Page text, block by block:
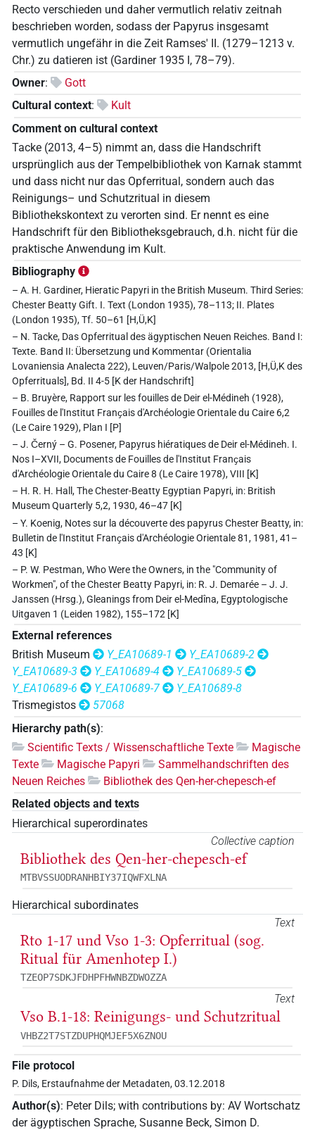
Recto verschieden und daher vermutlich relativ zeitnah
beschrieben worden, sodass der Papyrus insgesamt
vermutlich ungefähr in die Zeit Ramses' II. (1279–1213 v.
Chr.) zu datieren ist (Gardiner 1935 I, 78–79).
Owner:
Gott
Cultural context:
Kult
Comment on cultural context
Tacke (2013, 4–5) nimmt an, dass die Handschrift
ursprünglich aus der Tempelbibliothek von Karnak stammt
und dass nicht nur das Opferritual, sondern auch das
Reinigungs– und Schutzritual in diesem
Bibliothekskontext zu verorten sind. Er nennt es eine
Handschrift für den Bibliotheksgebrauch, d.h. nicht für die
praktische Anwendung im Kult.
Bibliography
– A. H. Gardiner, Hieratic Papyri in the British Museum. Third Series:
Chester Beatty Gift. I. Text (London 1935), 78–113; II. Plates
(London 1935), Tf. 50–61 [H,Ü,K]
– N. Tacke, Das Opferritual des ägyptischen Neuen Reiches. Band I:
Texte. Band II: Übersetzung und Kommentar (Orientalia
Lovaniensia Analecta 222), Leuven/Paris/Walpole 2013, [H,Ü,K des
Opferrituals], Bd. II 4-5 [K der Handschrift]
– B. Bruyère, Rapport sur les fouilles de Deir el-Médineh (1928),
Fouilles de l'Institut Franҫais d'Archéologie Orientale du Caire 6,2
(Le Caire 1929), Plan I [P]
– J. Černý – G. Posener, Papyrus hiératiques de Deir el-Médineh. I.
Nos I–XVII, Documents de Fouilles de l'Institut Franҫais
d'Archéologie Orientale du Caire 8 (Le Caire 1978), VIII [K]
– H. R. H. Hall, The Chester-Beatty Egyptian Papyri, in: British
Museum Quarterly 5,2, 1930, 46–47 [K]
– Y. Koenig, Notes sur la découverte des papyrus Chester Beatty, in:
Bulletin de l'Institut Franҫais d'Archéologie Orientale 81, 1981, 41–
43 [K]
– P. W. Pestman, Who Were the Owners, in the "Community of
Workmen", of the Chester Beatty Papyri, in: R. J. Demarée – J. J.
Janssen (Hrsg.), Gleanings from Deir el-Medîna, Egyptologische
Uitgaven 1 (Leiden 1982), 155–172 [K]
External references
British Museum
Y_EA10689-1
Y_EA10689-2
Y_EA10689-3
Y_EA10689-4
Y_EA10689-5
Y_EA10689-6
Y_EA10689-7
Y_EA10689-8
Trismegistos
57068
Hierarchy path(s):
Scientific Texts / Wissenschaftliche Texte
Magische
Texte
Magische Papyri
Sammelhandschriften des
Neuen Reiches
Bibliothek des Qen-her-chepesch-ef
Related objects and texts
Hierarchical superordinates
Collective caption
Bibliothek des Qen-her-chepesch-ef
MTBVSSUODRANHBIY37IQWFXLNA
Hierarchical subordinates
Text
Rto 1-17 und Vso 1-3: Opferritual (sog.
Ritual für Amenhotep I.)
TZEOP7SDKJFDHPFHWNBZDWOZZA
Text
Vso B.1-18: Reinigungs- und Schutzritual
VHBZ2T7STZDUPHQMJEF5X6ZNOU
File protocol
P. Dils, Erstaufnahme der Metadaten, 03.12.2018
Author(s): Peter Dils; with contributions by: AV Wortschatz
der ägyptischen Sprache, Susanne Beck, Simon D.